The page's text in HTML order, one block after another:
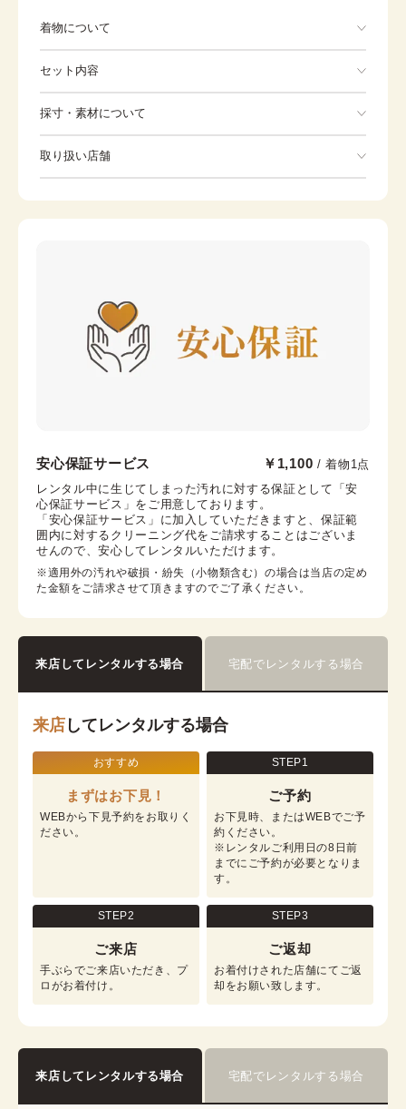
着物について
セット内容
※着付けに必要な一式をすべて含みます。
着物
足袋 肌着
帯締め 帯揚げ
伊達襟 コーリンベルト
採寸・素材について
身丈 171.5cm
取り扱い店舗
東京都中央区銀座6-12-10 旭ビル 3階
営業時間： 10:00~ 18:00
着付け最終受付時間：16:30
返却締め切り時間：18:00
安心保証サービス ￥1,100 / 着物1点
レンタル中に生じてしまった汚れに対する保証として「安
心保証サービス」をご用意しております。
「安心保証サービス」に加入していただきますと、保証範
囲内に対するクリーニング代をご請求することはございま
せんので、安心してレンタルいただけます。
※適用外の汚れや破損・紛失（小物類含む）の場合は当店の定め
た金額をご請求させて頂きますのでご了承ください。
来店してレンタルする場合 宅配でレンタルする場合
来店 してレンタルする場合
おすすめ
まずはお下見！
WEBから下見予約をお取りく
ださい。
STEP1
ご予約
お下見時、またはWEBでご予
約ください。
※レンタルご利用日の8日前
までにご予約が必要となりま
す。
STEP2
ご来店
手ぶらでご来店いただき、プ
ロがお着付け。
STEP3
ご返却
お着付けされた店舗にてご返
却をお願い致します。
来店してレンタルする場合 宅配でレンタルする場合